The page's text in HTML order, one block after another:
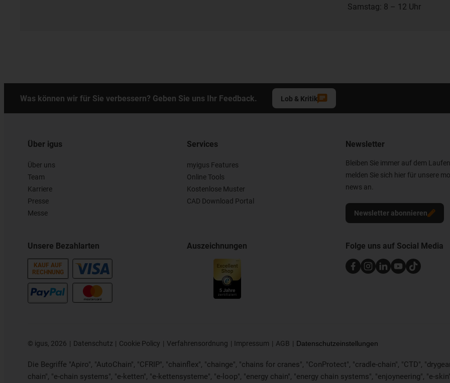
Samstag: 8 – 12 Uhr
Was können wir für Sie verbessern? Geben Sie uns Ihr Feedback. Lob & Kritik
Über igus
Über uns
Team
Karriere
Presse
Messe
Unsere Bezahlarten
KAUF AUF
RECHNUNG
Services
myigus Features
Online Tools
Kostenlose Muster
CAD Download Portal
Auszeichnungen
Newsletter
Bleiben Sie immer auf dem
melden Sie sich hier für unsere
news an.
Newsletter abonnieren
Folge uns auf Social Media
© igus, 2026 Datenschutz Cookie Policy Verfahrensordnung Impressum AGB Datenschutzeinstellungen
Die Begriffe "Apiro", "AutoChain", "CFRIP", "chainflex", "chainge", "chains for cranes", "ConProtect", "cradle-chain", "CTD",
chain", "e-chain systems", "e-ketten", "e-kettensysteme", "e-loop", "energy chain", "energy chain systems", "enjoyneering", "e-